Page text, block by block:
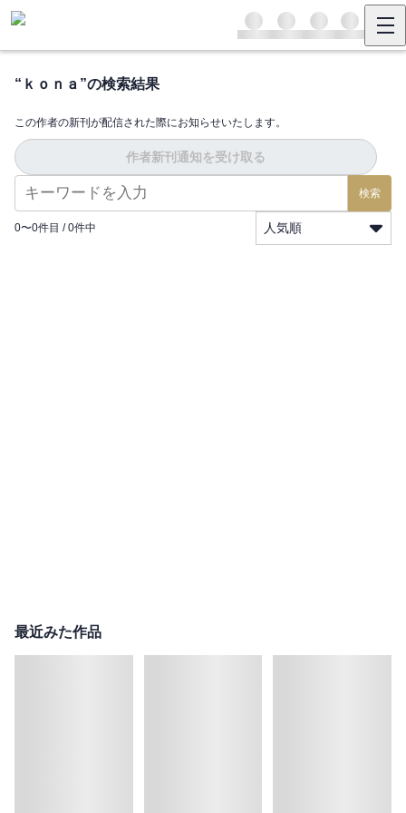
“ ｋｏｎａ ”の検索結果
この作者の新刊が配信された際にお知らせいたします。
作者新刊通知を受け取る
検索
0〜0件目 / 0件中 人気順
最近みた作品